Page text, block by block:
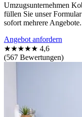
Umzugsunternehmen
füllen Sie unser
sofort mehrere Angebote.
Angebot anfordern
★★★★★ 4,6
(567 Bewertungen)